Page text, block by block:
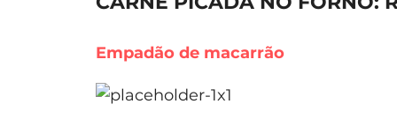
Empadão de macarrão